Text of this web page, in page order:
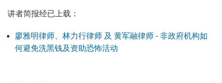
讲者简报经已上载：
廖雅明律师、林力行律师 及 黄军融律师 - 非政府机构如
何避免洗黑钱及资助恐怖活动